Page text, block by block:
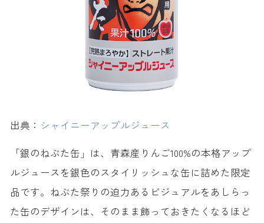
出典： シャイニーアップルジュース
「銀のねぶた缶」は、青森産りんご100%の本格アップ
ルジュースを銀色のスタイリッシュな缶に詰めた限定
品です。ねぶた祭りの迫力あるビジュアルをあしらっ
た缶のデザインは、そのまま飾っておきたくなるほど